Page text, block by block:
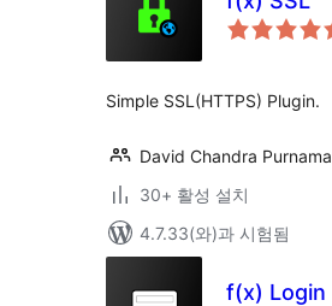
Simple SSL(HTTPS) Plugin.
David Chandra Purnama
30+ 활성 설치
4.7.33(와)과 시험됨
f(x) Login